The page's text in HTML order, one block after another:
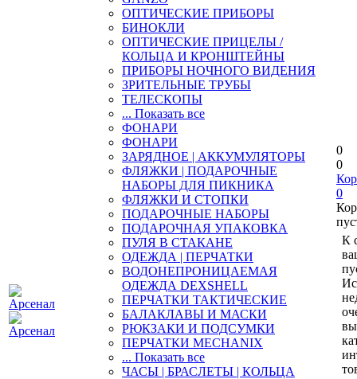
ОПТИЧЕСКИЕ ПРИБОРЫ
БИНОКЛИ
ОПТИЧЕСКИЕ ПРИЦЕЛЫ /
КОЛЬЦА И КРОНШТЕЙНЫ
ПРИБОРЫ НОЧНОГО ВИДЕНИЯ
ЗРИТЕЛЬНЫЕ ТРУБЫ
ТЕЛЕСКОПЫ
... Показать все
ФОНАРИ
ФОНАРИ
ЗАРЯДНОЕ | АККУМУЛЯТОРЫ
ФЛЯЖКИ | ПОДАРОЧНЫЕ
НАБОРЫ ДЛЯ ПИКНИКА
ФЛЯЖКИ И СТОПКИ
ПОДАРОЧНЫЕ НАБОРЫ
ПОДАРОЧНАЯ УПАКОВКА
ПУЛЯ В СТАКАНЕ
ОДЕЖДА | ПЕРЧАТКИ
ВОДОНЕПРОНИЦАЕМАЯ
ОДЕЖДА DEXSHELL
ПЕРЧАТКИ ТАКТИЧЕСКИЕ
БАЛАКЛАВЫ И МАСКИ
РЮКЗАКИ И ПОДСУМКИ
ПЕРЧАТКИ MECHANIX
... Показать все
ЧАСЫ | БРАСЛЕТЫ | КОЛЬЦА
0
0
0
К